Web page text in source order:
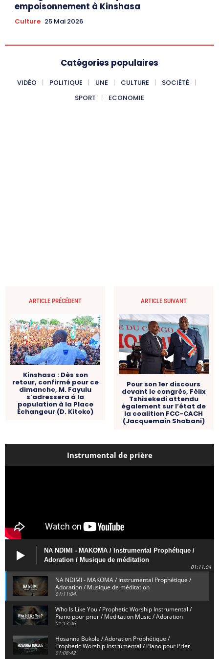
empoisonnement à Kinshasa
Culture 25 Mai 2026
Catégories populaires
VIDÉO POLITIQUE UNE CULTURE
SOCIÉTÉ
SPORT
ECONOMIE
ARTICLE PRÉCÉDENT
Kinshasa : Dès son
retour, confirmé pour ce
dimanche, M. Fayulu
s’adressera à la
population à la Place
Échangeur (D. Kitoko)
ARTICLE SUIVANT
Pour son 1er discours
devant le congrès, Félix
Tshisekedi attendu
également sur l’état de
la coalition FCC-CACH
(Jacquemain Shabani)
Instrumental de prière
NA NDIMI - MAKOMA / Instrumental Prophétique /
Adoration / Musique de méditation
01:11:04
NA NDIMI - MAKOMA / Instrumental Prophétique /
Adoration / Musique de méditation
01:11:04
Who Is Like You / Prophetic Worship Instrumental /
Piano pour prier / Meditation Music / Adoration
01:13:46
Hosanna Bukole / Adoration Prophétique /
Prophetic Worship Instrumental / Piano pour Prier
01:08:42